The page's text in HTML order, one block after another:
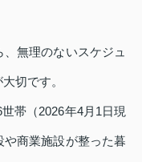
無理のないスケジュ
切です。
帯（2026年4月1日現
商業施設が整った暮